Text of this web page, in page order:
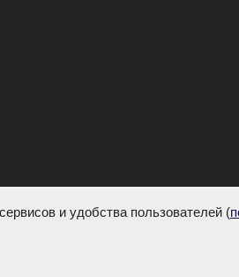
и удобства пользователей (